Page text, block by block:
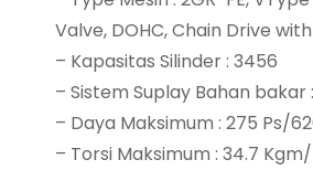
Valve, DOHC, Chain Drive
– Kapasitas Silinder : 3456
– Sistem Suplay Bahan bakar
– Daya Maksimum : 275 Ps/
– Torsi Maksimum : 34.7